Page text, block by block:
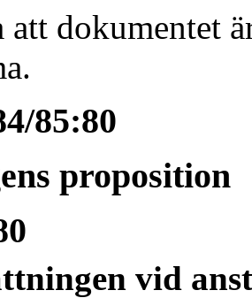
att dokumentet
85:80
proposition
vid